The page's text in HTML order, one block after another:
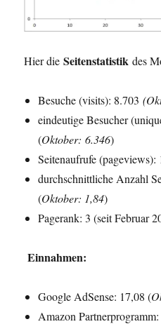
Hier dieSeitenstatistik des
Besuche (visits): 8.703(
eindeutige Besucher
(Oktober: 6.346)
Seitenaufrufe (pageviews):
durchschnittliche Anzahl
(Oktober: 1,84)
Pagerank: 3 (seit Februar
Einnahmen:
Google AdSense: 17,08 (
Amazon